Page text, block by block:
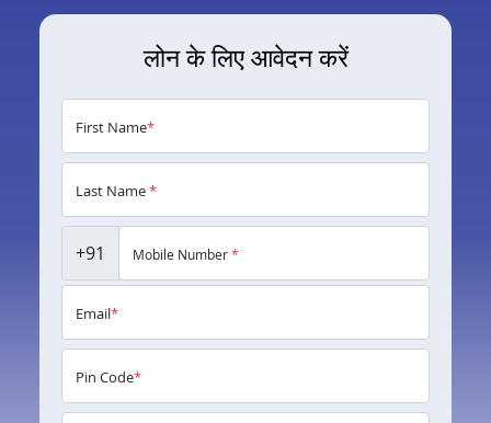
लोन के लिए आवेदन करें
First Name*
Last Name*
+91 Mobile Number*
Email*
Pin Code*